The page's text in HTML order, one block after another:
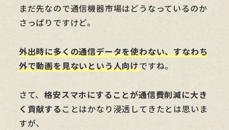
まだ先なので通信機器市場はどうなっているのか
さっぱりですけど。
外出時に多くの通信データを使わない、すなわち
外で動画を見ないという人向けですね。
さて、格安スマホにすることが通信費削減に大き
く貢献する ことはかなり浸透してきたとは思いま
すが、